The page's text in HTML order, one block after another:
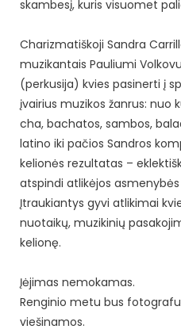
skambesį, kuris visuomet
Charizmatiškoji Sandra
muzikantais Pauliumi
(perkusija) kvies pasinerti į
įvairius muzikos žanrus:
cha, bachatos, sambos,
latino iki pačios Sandros
kelionės rezultatas –
atspindi atlikėjos
Įtraukiantys gyvi atlikimai
nuotaikų, muzikinių
kelionę.
Įėjimas nemokamas.
Renginio metu bus
viešinamos.